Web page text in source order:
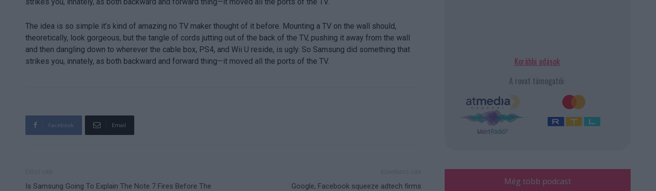
The idea is so simple it’s kind of amazing no TV maker thought of it before. Mounting a TV on the wall should,
theoretically, look gorgeous, but the tangle of cords jutting out of the back of the TV, pushing it away from the wall
and then dangling down to wherever the cable box, PS4, and Wii U reside, is ugly. So Samsung did something that
strikes you, innately, as both backward and forward thing—it moved all the ports of the TV.
Facebook Email
Is Samsung Going To Explain The Note 7 Fires Before The
Google, Facebook squeeze adtech firms
Korábbi adások
A rovat támogatói:
Még több podcast